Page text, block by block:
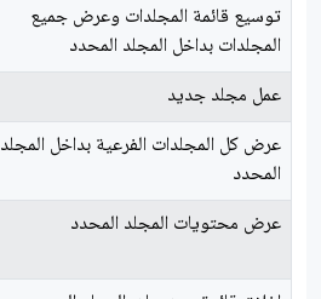
توسيع قائمة المجلدات وعرض جميع
المجلدات بداخل المجلد المحدد
عمل مجلد جديد
عرض كل المجلدات الفرعية بداخل المجلد
المحدد
عرض محتويات المجلد المحدد